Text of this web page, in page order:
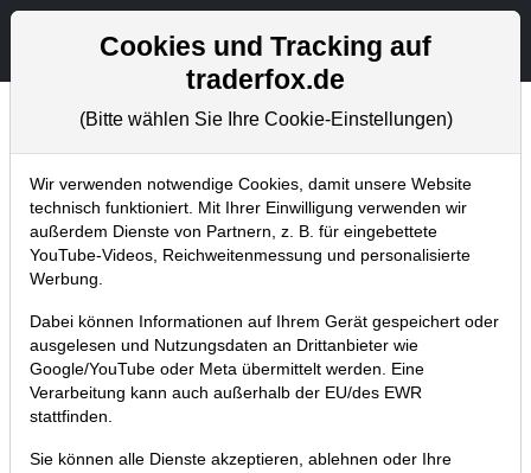
Aktien- und Artikelsuche
Chartanalysen
Home Blog Chartanalysen
Chartanalyse Volkswagen: neues
Geschäftsmodell und langfristige
Einstiegsgelegenheit!
07.09.2021 um 18:10 Uhr | P. Uhlschmied
Cookies und Tracking auf
traderfox.de
(Bitte wählen Sie Ihre Cookie-Einstellungen)
Wir verwenden notwendige Cookies, damit unsere Website
technisch funktioniert. Mit Ihrer Einwilligung verwenden wir
außerdem Dienste von Partnern, z. B. für eingebettete
YouTube-Videos, Reichweitenmessung und personalisierte
Werbung.
Dabei können Informationen auf Ihrem Gerät gespeichert oder
ausgelesen und Nutzungsdaten an Drittanbieter wie
Google/YouTube oder Meta übermittelt werden. Eine
Verarbeitung kann auch außerhalb der EU/des EWR
stattfinden.
Sie können alle Dienste akzeptieren, ablehnen oder Ihre